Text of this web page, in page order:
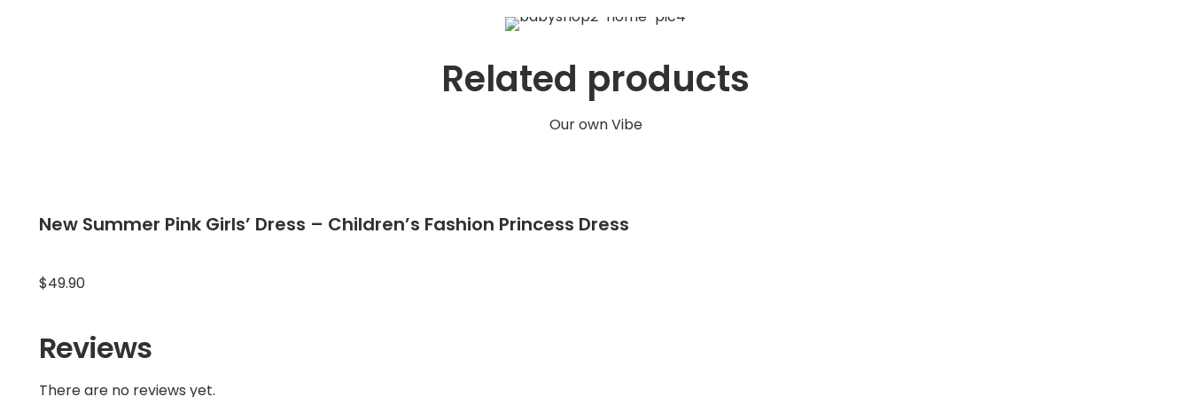
Related products
Our own Vibe
New Summer Pink Girls’ Dress – Children’s Fashion Princess Dress
$49.90
Reviews
There are no reviews yet.